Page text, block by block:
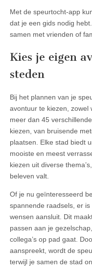
Met de speurtocht-app
dat je een gids nodig
samen met vrienden of
Kies je eigen
steden
Bij het plannen van je
avontuur te kiezen, zowel
meer dan 45
kiezen, van bruisende
plaatsen. Elke stad biedt
mooiste en meest
kiezen uit diverse
beleven valt.
Of je nu geïnteresseerd
spannende raadsels, er
wensen aansluit. Dit
passen aan je
collega’s op pad gaat.
aanspreekt, wordt de
terwijl je samen de stad